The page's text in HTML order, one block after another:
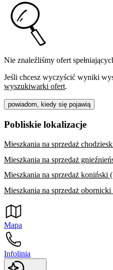
Nie znaleźliśmy ofert
Jeśli chcesz wyczyścić wyniki
wyszukiwarki ofert.
powiadom, kiedy się pojawią
Pobliskie lokalizacje
Mieszkania na sprzedaż
Mieszkania na sprzedaż
Mieszkania na sprzedaż koniński
Mieszkania na sprzedaż
Mapa
Infolinia